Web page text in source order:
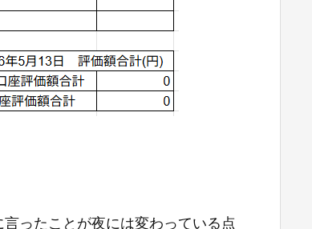
ったことが夜には変わっている点